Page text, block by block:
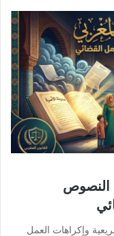
النصوص
وإكراهات العمل